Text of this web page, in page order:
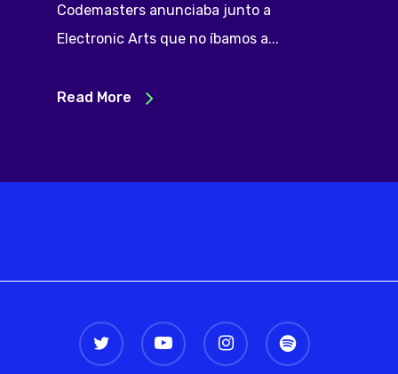
Codemasters anunciaba junto a
Electronic Arts que no íbamos a...
Read More
twitter youtube instagram spotify